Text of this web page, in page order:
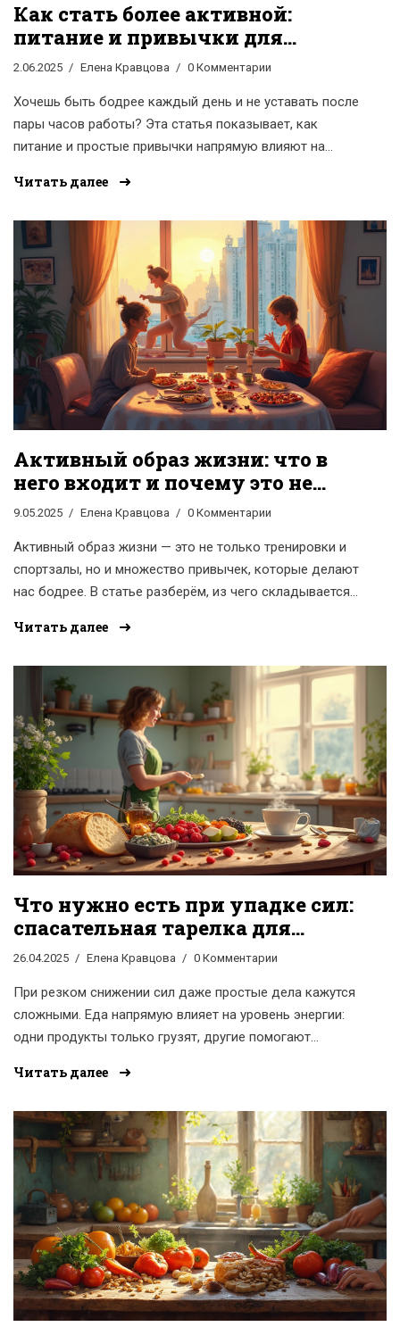
Как стать более активной:
питание и привычки для
энергии
2.06.2025 Елена Кравцова 0 Комментарии
Хочешь быть бодрее каждый день и не уставать после
пары часов работы? Эта статья показывает, как
питание и простые привычки напрямую влияют на
реально дают энергию, и что совершенно точно
советы, которые можно сразу внедрить в свою жизнь.
Заряд отличного настроения обеспечен.
Читать далее
Активный образ жизни: что в
него входит и почему это не
только спорт
9.05.2025 Елена Кравцова 0 Комментарии
Активный образ жизни — это не только тренировки и
спортзалы, но и множество привычек, которые делают
нас бодрее. В статье разберём, из чего складывается
нагрузке и какие мелочи реально влияют на
для ежедневного ритма, узнаете о простых продуктах
для энергии и о том, почему полноценный сон так же
важен, как тренировка. Эта статья подойдёт тем, кто
хочет чувствовать себя лучше каждый день.
Читать далее
Что нужно есть при упадке сил:
спасательная тарелка для
бодрого дня
26.04.2025 Елена Кравцова 0 Комментарии
При резком снижении сил даже простые дела кажутся
сложными. Еда напрямую влияет на уровень энергии:
одни продукты только грузят, другие помогают
добавить в меню при упадке сил и каких ошибок
сохранения энергии, а также реальные факты про
витамины и баланс углеводов. Всё для того, чтобы
легко вернуться к активной жизни.
Читать далее